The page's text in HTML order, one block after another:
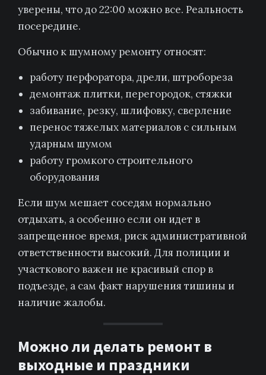
уверены, что до 22:00 можно все. Реальность
посередине.
Обычно к шумному ремонту относят:
работу перфоратора, дрели, штробореза
демонтаж плитки, перегородок, стяжки
забивание, резку, шлифовку, сверление
перенос тяжелых материалов с сильным
ударным шумом
работу громкого строительного
оборудования
Если шум мешает соседям нормально
отдыхать, а особенно если он идет в
запрещенное время, риск административной
ответственности высокий. Для полиции и
участкового важен не красивый спор в
подъезде, а сам факт нарушения тишины и
наличие жалобы.
Можно ли делать ремонт в
выходные и праздники